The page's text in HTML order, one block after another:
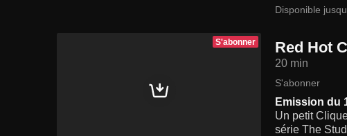
Disponible
S'abonner Red Hot
20 min
S'abonner
Emission du
Un petit
série The